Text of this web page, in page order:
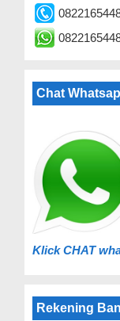
Chat Whatsap
Klick CHAT
Rekening